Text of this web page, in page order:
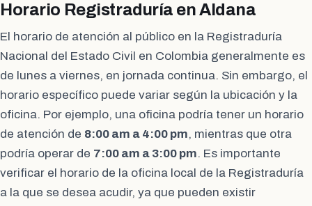
Horario Registraduría en Aldana
El horario de atención al público en la Registraduría
Nacional del Estado Civil en Colombia generalmente es
de lunes a viernes, en jornada continua. Sin embargo, el
horario específico puede variar según la ubicación y la
oficina. Por ejemplo, una oficina podría tener un horario
de atención de 8:00 am a 4:00 pm, mientras que otra
podría operar de 7:00 am a 3:00 pm. Es importante
verificar el horario de la oficina local de la Registraduría
a la que se desea acudir, ya que pueden existir